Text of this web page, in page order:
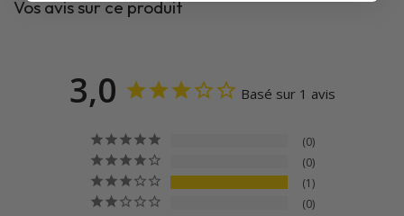
Vos avis sur ce produit
3,0 Basé sur 1 avis
0
0
1
0